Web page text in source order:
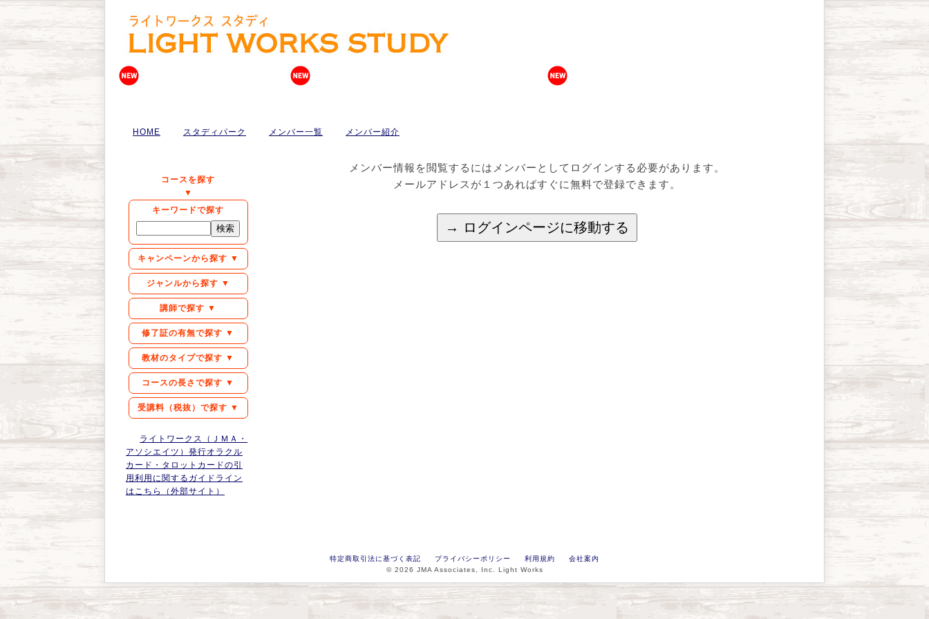
HOME スタディパーク メンバー一覧 メンバー紹介
コースを探す
▼
キーワードで探す
キャンペーンから探す ▼
ジャンルから探す ▼
講師で探す ▼
修了証の有無で探す ▼
教材のタイプで探す ▼
コースの長さで探す ▼
受講料（税抜）で探す ▼
ライトワークス（ＪＭＡ・
アソシエイツ）発行オラクル
カード・タロットカードの引
用利用に関するガイドライン
はこちら（外部サイト）
メンバー情報を閲覧するにはメンバーとしてログインする必要があります。
メールアドレスが１つあればすぐに無料で登録できます。
特定商取引法に基づく表記 プライバシーポリシー 利用規約
会社案内
© 2026 JMA Associates, Inc. Light Works